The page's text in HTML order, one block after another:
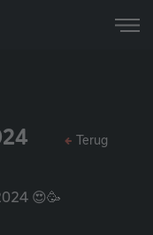
😍🥳
Terug